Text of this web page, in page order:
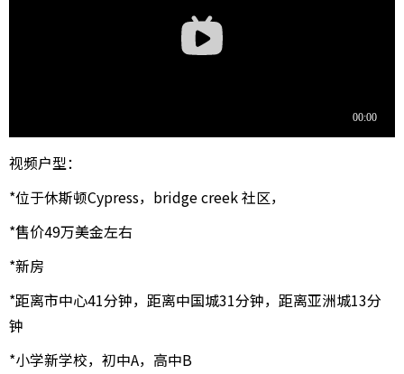
视频户型：
*位于休斯顿Cypress，bridge creek 社区，
*售价49万美金左右
*新房
*距离市中心41分钟，距离中国城31分钟，距离亚洲城13分
钟
*小学新学校，初中A，高中B